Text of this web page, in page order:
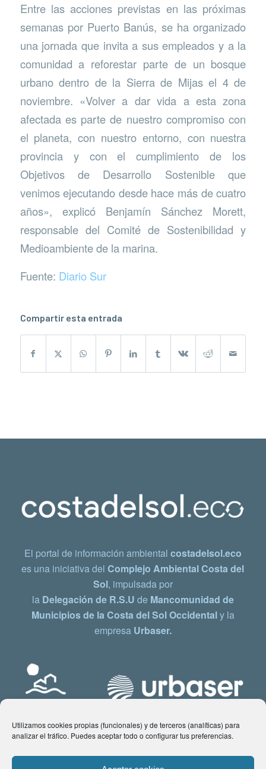
Utilizamos cookies propias (funcionales) y de terceros (analíticas) para
analizar el tráfico. Puedes aceptar todo o configurar tus preferencias.
Entre las acciones previstas en las próximas
semanas por Puerto Banús, se ha organizado
una jornada que invita a sus empleados y a la
comunidad a reforestar parte de un bosque
urbano dentro de la Sierra de Mijas el 4 de
noviembre. «Volver a dar vida a esta zona
afectada es parte de nuestro compromiso con
el planeta, con nuestro entorno, con nuestra
provincia y con el cumplimiento de los
Objetivos de Desarrollo Sostenible que
venimos ejecutando desde hace más de cuatro
años», explicó Benjamín Sánchez Morett,
responsable del Comité de Sostenibilidad y
Medioambiente de la marina.
Fuente: Diario Sur
Compartir esta entrada
El portal de información ambiental costadelsol.eco
es una iniciativa delComplejo Ambiental Costa del
Sol, impulsada por
la Delegación de R.S.U de Mancomunidad de
Municipios de la Costa del Sol Occidentaly la
empresa Urbaser.